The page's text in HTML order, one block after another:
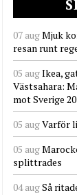
07 augMjuk
resan runt
05 augIkea,
Västsahara:
mot Sverige
05 augVarför
05 aug
splittrades
04 augSå